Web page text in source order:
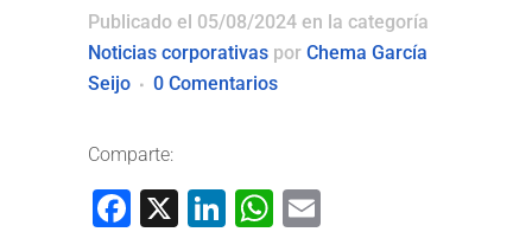
Publicado el 05/08/2024 en la categoría
Noticias corporativas por Chema García
Seijo
0 Comentarios
Comparte:
Facebook
X LinkedIn
WhatsApp